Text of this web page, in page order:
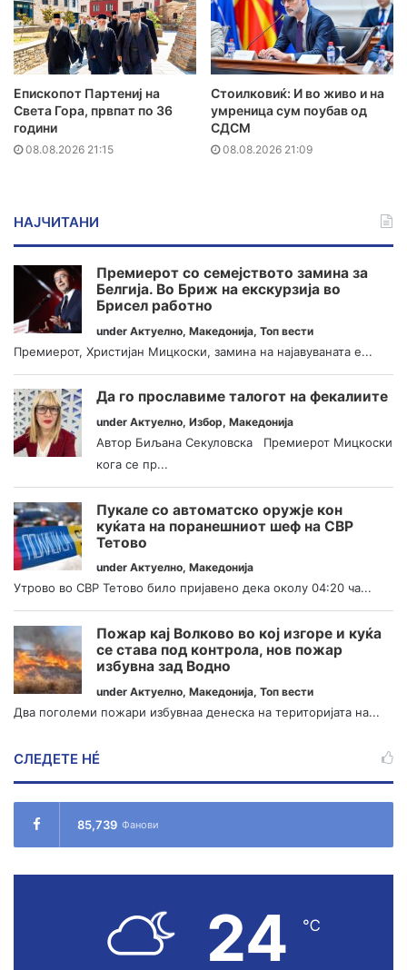
Епископот Партениј на
Света Гора, првпат по 36
години
08.08.2026 21:15
Стоилковиќ: И во живо и на
умреница сум поубав од
СДСМ
08.08.2026 21:09
НАЈЧИТАНИ
Премиерот со семејството замина за
Белгија. Во Бриж на екскурзија во
Брисел работно
under Актуелно, Македонија, Топ вести
Премиерот, Христијан Мицкоски, замина на најавуваната е...
Да го прославиме талогот на фекалиите
under Актуелно, Избор, Македонија
Автор Биљана Секуловска Премиерот Мицкоски
кога се пр...
Пукале со автоматско оружје кон
куќата на поранешниот шеф на СВР
Тетово
under Актуелно, Македонија
Утрово во СВР Тетово било пријавено дека околу 04:20 ча...
Пожар кај Волково во кој изгоре и куќа
се става под контрола, нов пожар
избувна зад Водно
under Актуелно, Македонија, Топ вести
Два поголеми пожари избувнаа денеска на територијата на...
СЛЕДЕТЕ НÉ
85,739 Фанови
24 ℃